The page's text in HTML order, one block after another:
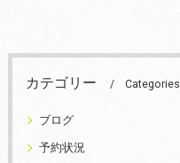
カテゴリー Categories
ブログ
予約状況